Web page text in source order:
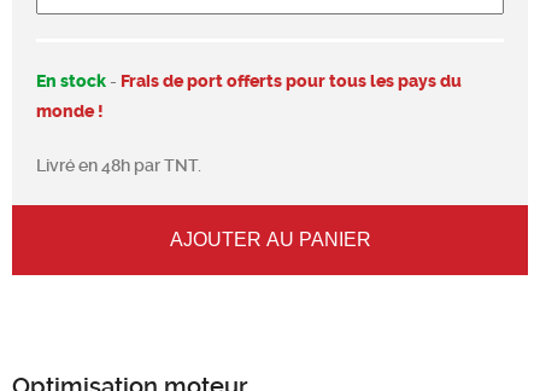
En stock - Frais de port offerts pour tous les pays du
monde !
Livré en 48h par TNT.
AJOUTER AU PANIER